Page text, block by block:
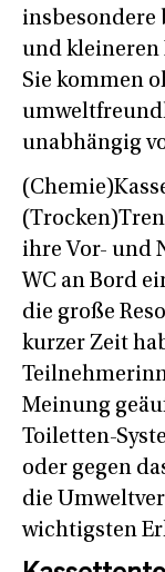
insbesondere
und kleineren
Sie kommen
unabhängig
ihre Vor- und
WC an Bord
die große
kurzer Zeit
Meinung
Toiletten-
oder gegen
die
wichtigsten